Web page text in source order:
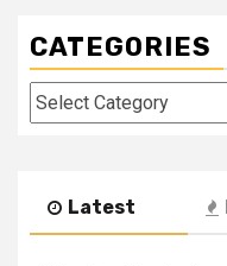
CATEGORIES
Categories
Latest